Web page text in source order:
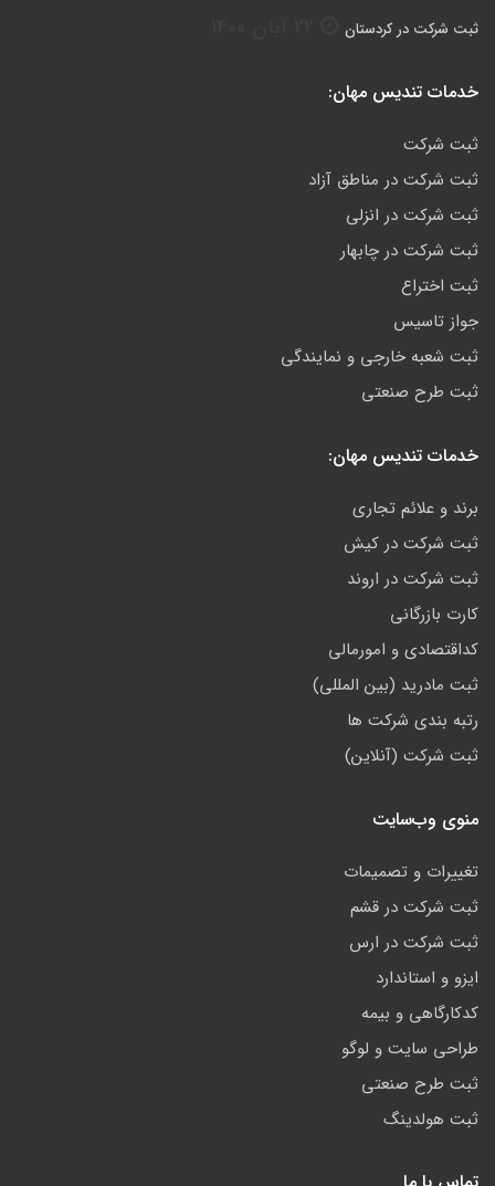
ثبت شرکت در کردستان
خدمات تندیس مهان:
ثبت شرکت
ثبت شرکت در مناطق آزاد
ثبت شرکت در انزلی
ثبت شرکت در چابهار
ثبت اختراع
جواز تاسیس
ثبت شعبه خارجی و نمایندگی
ثبت طرح صنعتی
خدمات تندیس مهان:
برند و علائم تجاری
ثبت شرکت در کیش
ثبت شرکت در اروند
کارت بازرگانی
کداقتصادی و امورمالی
ثبت مادرید (بین المللی)
رتبه بندی شرکت ها
ثبت شرکت (آنلاین)
منوی وب‌سایت
تغییرات و تصمیمات
ثبت شرکت در قشم
ثبت شرکت در ارس
ایزو و استاندارد
کدکارگاهی و بیمه
طراحی سایت و لوگو
ثبت طرح صنعتی
ثبت هولدینگ